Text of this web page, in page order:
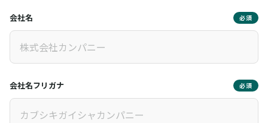
会社名 必須
会社名フリガナ 必須